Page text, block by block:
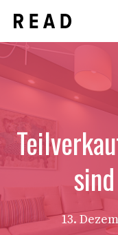
Inhalt
springen
13.